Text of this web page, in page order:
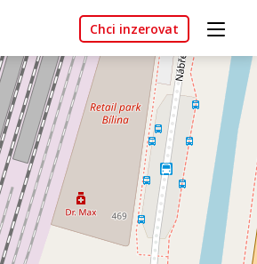
Chci inzerovat